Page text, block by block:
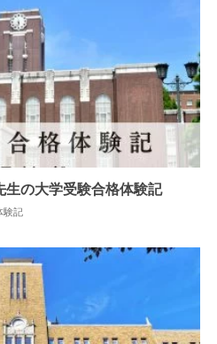
生の大学受験合格体験記
験記